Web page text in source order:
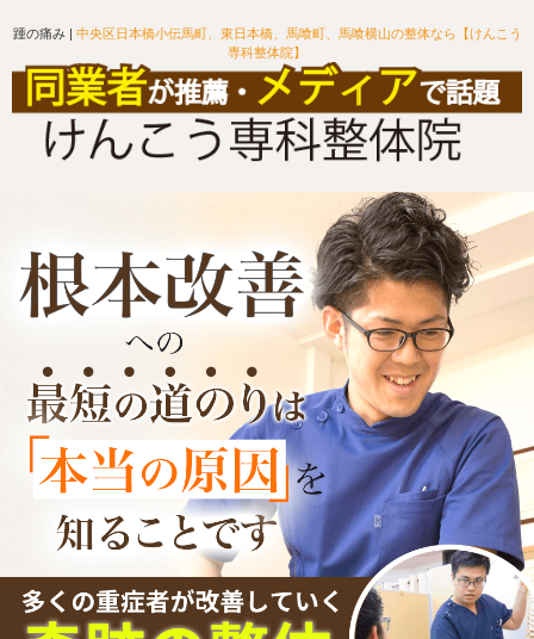
踵の痛み | 中央区日本橋小伝馬町、東日本橋、馬喰町、馬喰横山の整体なら【けんこう
専科整体院】